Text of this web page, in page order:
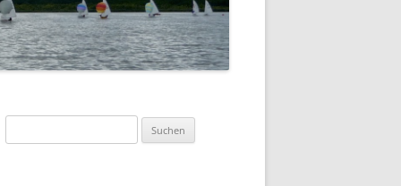
SOMMERFLOTTILLE 2023 –
„DÄNEMARK-INSEL BORNHOLM“
SOMMERFLOTTILLE 2016 –
nach: